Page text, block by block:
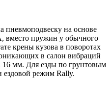
пневмоподвеску на основе
вместо пружин у обычного
крены кузова в поворотах
в салон вибраций
16 мм. Для езды по грунтовым
ездовой режим Rally.